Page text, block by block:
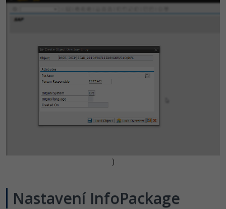
)
Nastavení InfoPackage